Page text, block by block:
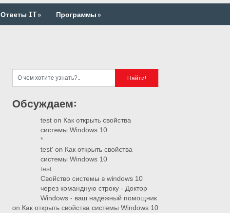
Ответы IT» Программы»
Обсуждаем:
test on Как открыть свойства
системы Windows 10
*
test' on Как открыть свойства
системы Windows 10
test
Свойство системы в windows 10
через командную строку - Доктор
Windows - ваш надежный помощник
on Как открыть свойства системы Windows 10